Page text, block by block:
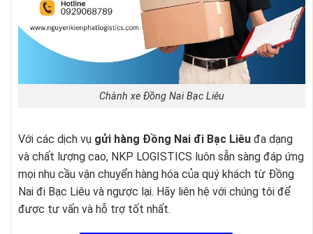
Chành xe Đồng Nai Bạc Liêu
Với các dịch vụ gửi hàng Đồng Nai đi Bạc Liêu đa dạng
và chất lượng cao, NKP LOGISTICS luôn sẵn sàng đáp ứng
mọi nhu cầu vận chuyển hàng hóa của quý khách từ Đồng
Nai đi Bạc Liêu và ngược lại. Hãy liên hệ với chúng tôi để
được tư vấn và hỗ trợ tốt nhất.